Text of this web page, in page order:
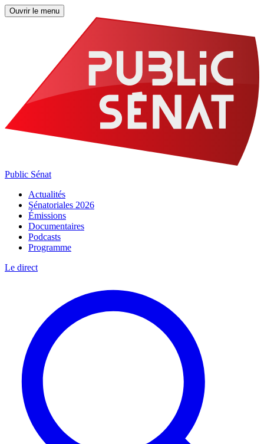
Ouvrir le menu
Public Sénat
Actualités
Sénatoriales 2026
Émissions
Documentaires
Podcasts
Programme
Le direct